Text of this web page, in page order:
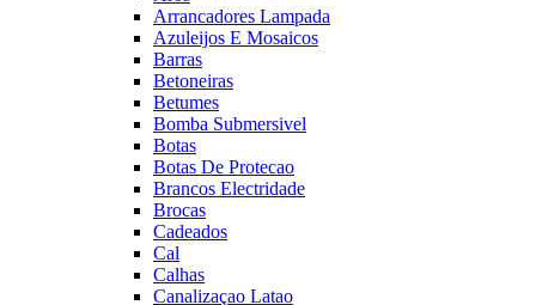
Arrancadores Lampada
Azuleijos E Mosaicos
Barras
Betoneiras
Betumes
Bomba Submersivel
Botas
Botas De Protecao
Brancos Electridade
Brocas
Cadeados
Cal
Calhas
Canalizaçao Latao